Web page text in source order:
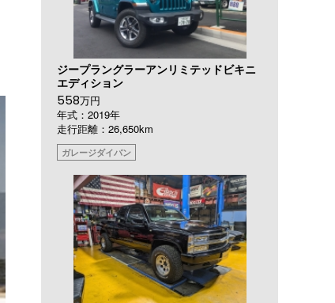
ジープラングラーアンリミテッドビキニ
エディション
558万円
年式：2019年
走行距離：26,650km
ガレージダイバン